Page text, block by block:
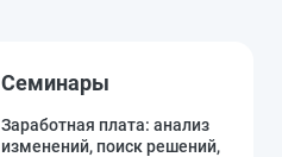
Семинары
Заработная плата: анализ
изменений, поиск решений,